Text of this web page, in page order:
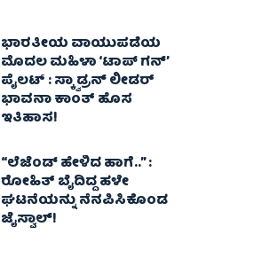
ಭಾರತೀಯ ವಾಯುಪಡೆಯ
ಮೊದಲ ಮಹಿಳಾ ‘ಟಾಪ್ ಗನ್’
ಪೈಲಟ್ : ಸ್ಕ್ವಾಡ್ರನ್ ಲೀಡರ್
ಭಾವನಾ ಕಾಂತ್ ಹೊಸ
ಇತಿಹಾಸ!
“ಲೆಜೆಂಡ್ ಹೇಳಿದ ಹಾಗೆ..” :
ರೋಹಿತ್ ಬೈದಿದ್ದ ಹಳೇ
ಘಟನೆಯನ್ನು ನೆನಪಿಸಿಕೊಂಡ
ಜೈಸ್ವಾಲ್!